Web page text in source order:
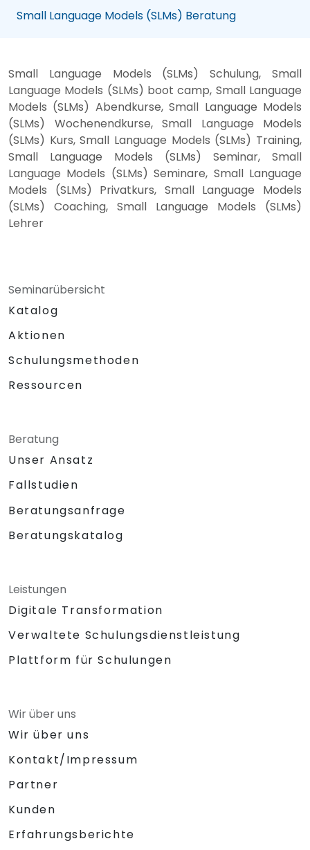
Small Language Models (SLMs) Beratung
Small Language Models (SLMs) Schulung, Small
Language Models (SLMs) boot camp, Small Language
Models (SLMs) Abendkurse, Small Language Models
(SLMs) Wochenendkurse, Small Language Models
(SLMs) Kurs, Small Language Models (SLMs) Training,
Small Language Models (SLMs) Seminar, Small
Language Models (SLMs) Seminare, Small Language
Models (SLMs) Privatkurs, Small Language Models
(SLMs) Coaching, Small Language Models (SLMs)
Lehrer
Seminarübersicht
Katalog
Aktionen
Schulungsmethoden
Ressourcen
Beratung
Unser Ansatz
Fallstudien
Beratungsanfrage
Beratungskatalog
Leistungen
Digitale Transformation
Verwaltete Schulungsdienstleistung
Plattform für Schulungen
Wir über uns
Wir über uns
Kontakt/Impressum
Partner
Kunden
Erfahrungsberichte